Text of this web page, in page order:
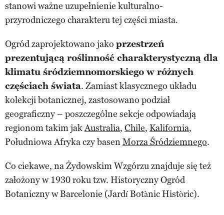
stanowi ważne uzupełnienie kulturalno-
przyrodniczego charakteru tej części miasta.
Ogród zaprojektowano jako przestrzeń
prezentującą roślinność charakterystyczną dla
klimatu śródziemnomorskiego w różnych
częściach świata. Zamiast klasycznego układu
kolekcji botanicznej, zastosowano podział
geograficzny – poszczególne sekcje odpowiadają
regionom takim jakAustralia, Chile, Kalifornia,
Południowa Afryka czy basenMorza Śródziemnego.
Co ciekawe, na Żydowskim Wzgórzu znajduje się też
założony w 1930 roku tzw. Historyczny Ogród
Botaniczny w Barcelonie (Jardí Botànic Històric).